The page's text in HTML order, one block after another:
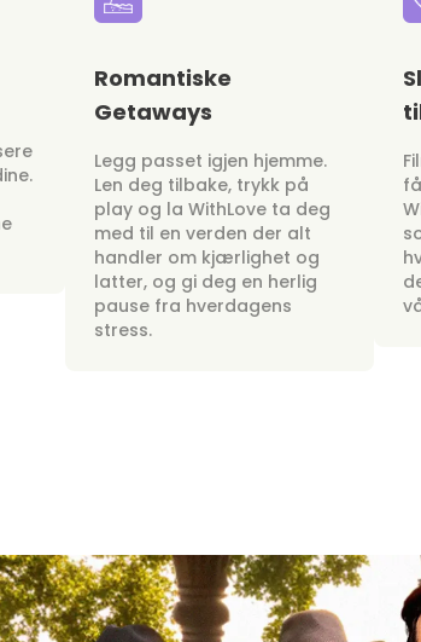
Romantiske
Getaways
Legg passet igjen hjemme.
Len deg tilbake, trykk på
play og la WithLove ta deg
med til en verden der alt
handler om kjærlighet og
latter, og gi deg en herlig
pause fra hverdagens
stress.